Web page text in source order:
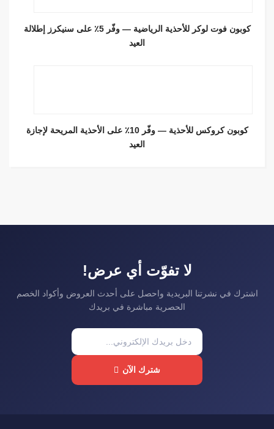
كوبون فوت لوكر للأحذية الرياضية — وفّر 5٪ على سنيكرز إطلالة
العيد
كوبون كروكس للأحذية — وفّر 10٪ على الأحذية المريحة لإجازة
العيد
لا تفوّت أي عرض!
اشترك في نشرتنا البريدية واحصل على أحدث العروض وأكواد الخصم
الحصرية مباشرة في بريدك
شترك الآن